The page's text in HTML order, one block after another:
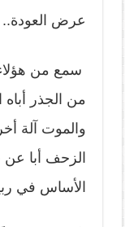
عرض العودة..
سمع من هؤلاء
من الجذر
والموت آلة
الزحف أبا عن
الأساس في